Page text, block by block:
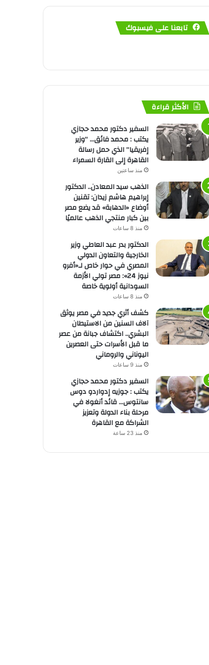
تابعنا على فيسبوك
الأكثر قراءة
السفير دكتور محمد حجازي
يكتب : محمد فائق… “وزير
إفريقيا” الذي حمل رسالة
القاهرة إلى القارة السمراء
منذ ساعتين
الذهب سيد المعادن.. الدكتور
إبراهيم هاشم زيدان: تقنين
أوضاع «الدهابة» قد يضع مصر
بين كبار منتجي الذهب عالميًا
منذ 8 ساعات
الدكتور بدر عبد العاطي وزير
الخارجية والتعاون الدولي
المصري في حوار خاص لـ«أفرو
نيوز 24»: مصر تولي الأزمة
السودانية أولوية خاصة
منذ 8 ساعات
كشف أثري جديد في مصر يوثق
آلاف السنين من الاستيطان
البشري.. اكتشاف جبانة من عصر
ما قبل الأسرات حتى العصرين
اليوناني والروماني
منذ 9 ساعات
السفير دكتور محمد حجازي
يكتب : جوزيه إدواردو دوس
سانتوس… قائد أنغولا في
مرحلة بناء الدولة وتعزيز
الشراكة مع القاهرة
منذ 23 ساعة